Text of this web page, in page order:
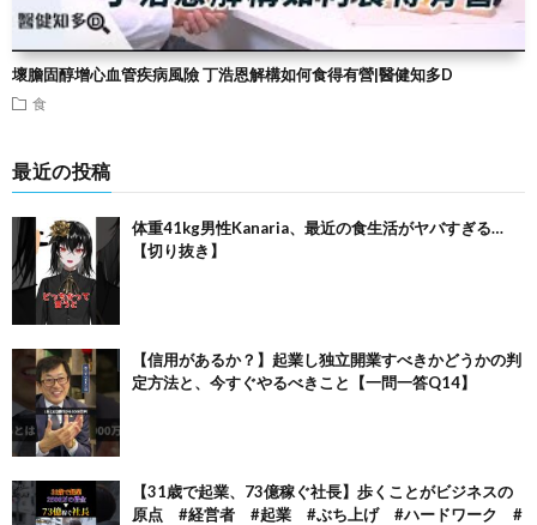
壞膽固醇增心血管疾病風險 丁浩恩解構如何食得有營|醫健知多D
食
最近の投稿
体重41kg男性Kanaria、最近の食生活がヤバすぎる…
【切り抜き】
【信用があるか？】起業し独立開業すべきかどうかの判
定方法と、今すぐやるべきこと【一問一答Q14】
【31歳で起業、73億稼ぐ社長】歩くことがビジネスの
原点 #経営者 #起業 #ぶち上げ #ハードワーク #